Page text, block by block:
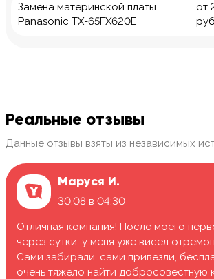
Замена материнской платы
Panasonic TX-65FX620E
от
Реальные отзывы
Данные отзывы взяты из независимых
Маруся И.
30.08 в 04:30
Отличная компания! После моего
через сутки, у меня уже висел
Сами забирали, сами привезли,
очень тяжело найти добросовестную